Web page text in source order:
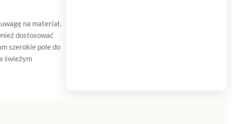
na materiał,
dostosować
szerokie pole do
świeżym